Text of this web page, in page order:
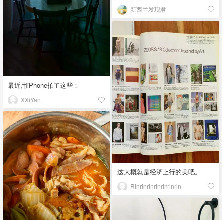
新西兰发现君
最近用iPhone拍了这些：
XXiYan
这大概就是经济上行的美吧。
Rinrinrinrinrinrinrin